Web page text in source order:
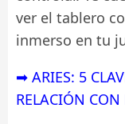
ver el tablero
inmerso en tu
➡ ARIES: 5
RELACIÓN